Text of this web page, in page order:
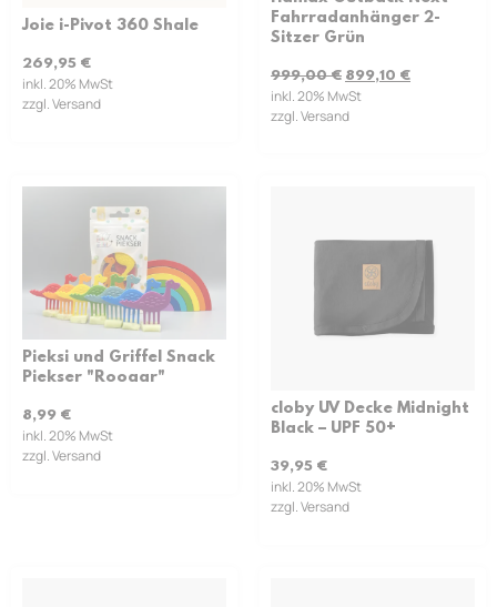
Joie i-Pivot 360 Shale
269,95 €
inkl. 20% MwSt
zzgl. Versand
Fahrradanhänger 2-
Sitzer Grün
999,00€ 899,10 €
inkl. 20% MwSt
zzgl. Versand
Pieksi und Griffel Snack
Piekser "Rooaar"
8,99 €
inkl. 20% MwSt
zzgl. Versand
cloby UV Decke Midnight
Black – UPF 50+
39,95 €
inkl. 20% MwSt
zzgl. Versand